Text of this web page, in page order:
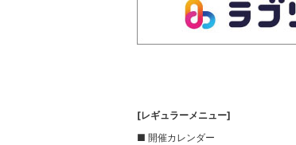
[レギュラーメニュー]
■ 開催カレンダー